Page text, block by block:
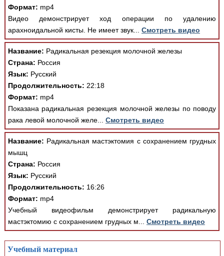
Формат: mp4
Видео демонстрирует ход операции по удалению
арахноидальной кисты. Не имеет звук... Смотреть видео
Название: Радикальная резекция молочной железы
Страна: Россия
Язык: Русский
Продолжительность: 22:18
Формат: mp4
Показана радикальная резекция молочной железы по поводу
рака левой молочной желе... Смотреть видео
Название: Радикальная мастэктомия с сохранением грудных
мышц
Страна: Россия
Язык: Русский
Продолжительность: 16:26
Формат: mp4
Учебный видеофильм демонстрирует радикальную
мастэктомию с сохранением грудных м... Смотреть видео
Учебный материал